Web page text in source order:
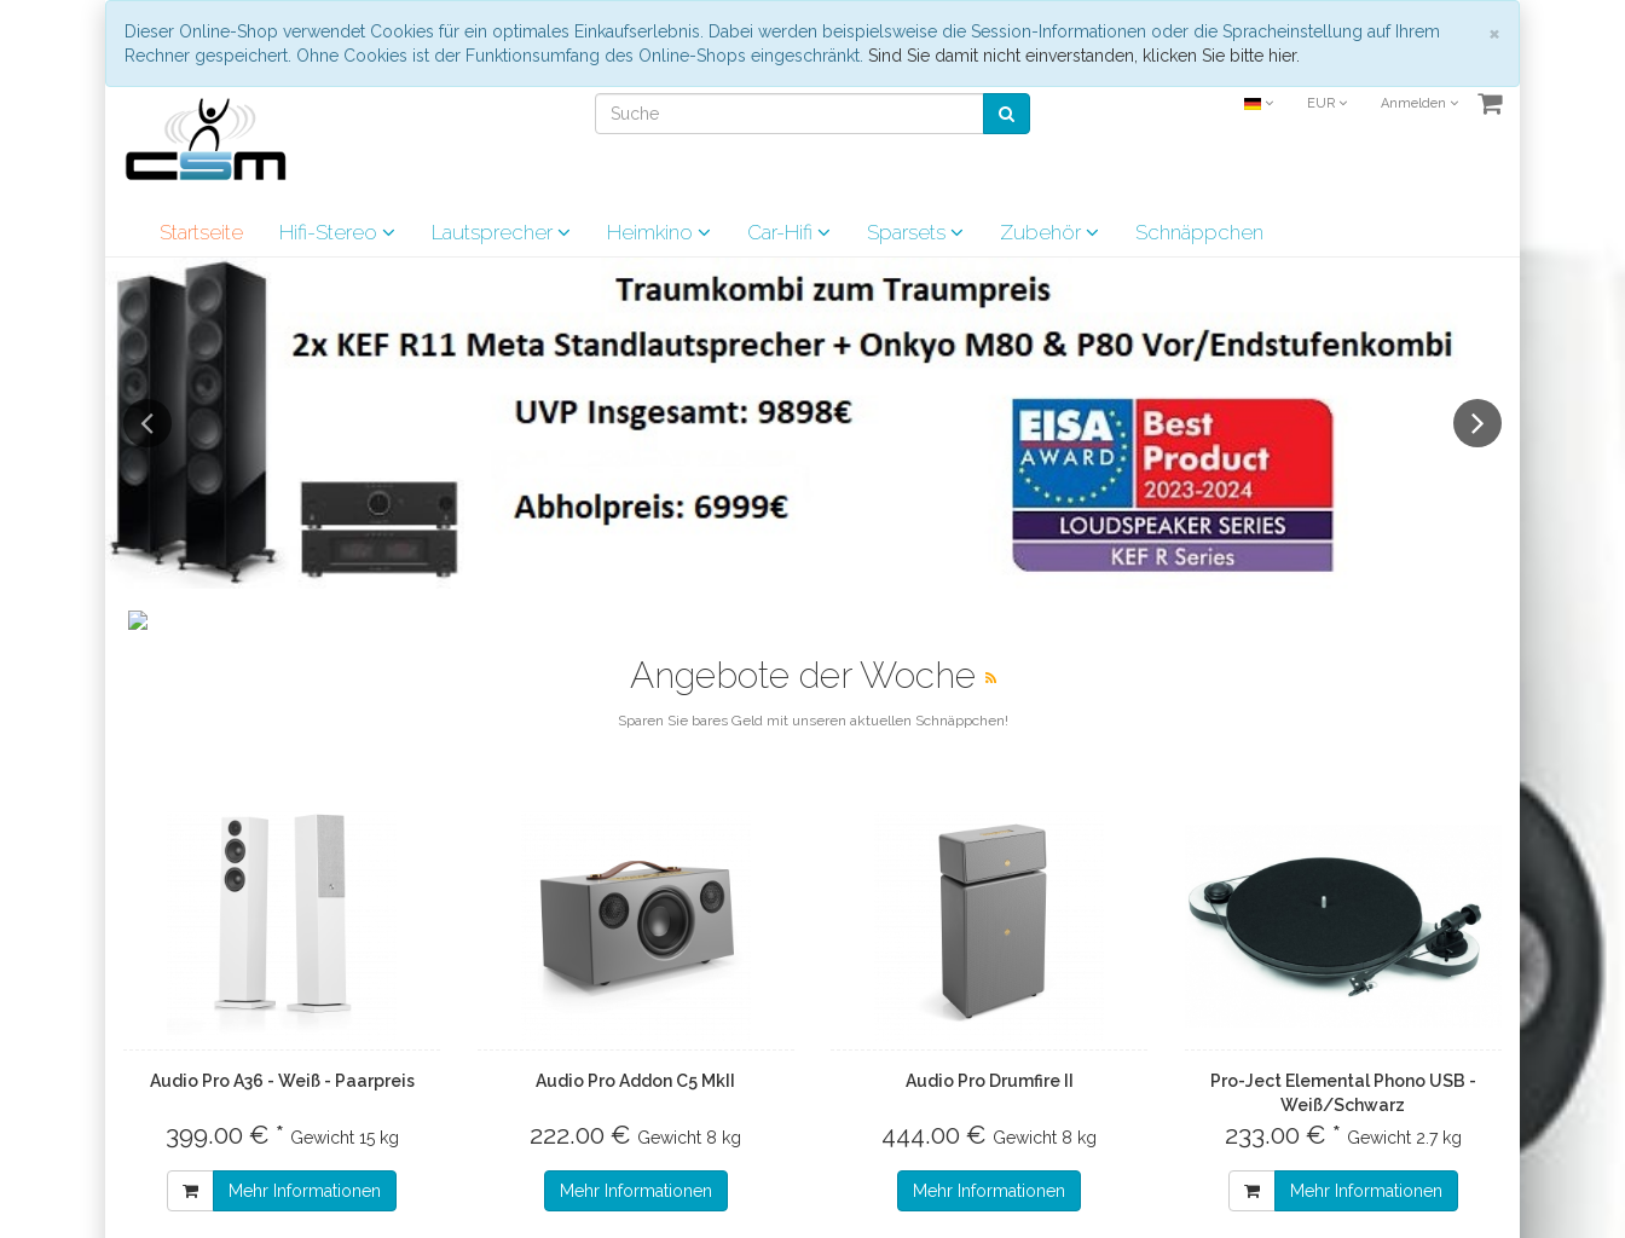
×
Dieser Online-Shop verwendet Cookies für ein optimales Einkaufserlebnis. Dabei werden beispielsweise die Session-Informationen oder die Spracheinstellung auf Ihrem
Rechner gespeichert. Ohne Cookies ist der Funktionsumfang des Online-Shops eingeschränkt. Sind Sie damit nicht einverstanden, klicken Sie bitte hier.
EUR Anmelden
Startseite Hifi-Stereo Lautsprecher Heimkino Car-Hifi Sparsets Zubehör Schnäppchen
Angebote der Woche
Sparen Sie bares Geld mit unseren aktuellen Schnäppchen!
Audio Pro A36 - Weiß - Paarpreis
399.00 € * Gewicht 15 kg
Mehr Informationen
Audio Pro Addon C5 MkII
222.00 € Gewicht 8 kg
Mehr Informationen
Audio Pro Drumfire II
444.00 € Gewicht 8 kg
Mehr Informationen
Pro-Ject Elemental Phono USB -
Weiß/Schwarz
233.00 € * Gewicht 2.7 kg
Mehr Informationen